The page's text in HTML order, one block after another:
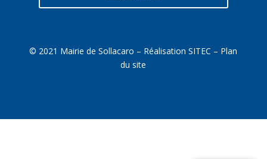
© 2021 Mairie de Sollacaro – RéalisationSITEC – Plan
du site